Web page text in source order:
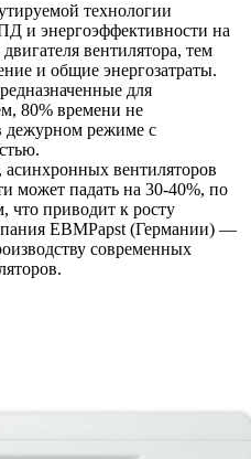
технологии
и энергоэффективности на
вентилятора, тем
и общие энергозатраты.
для
80% времени не
дежурном режиме с
вентиляторов
может падать на 30-40%, по
что приводит к росту
EBMPapst (Германии) —
современных